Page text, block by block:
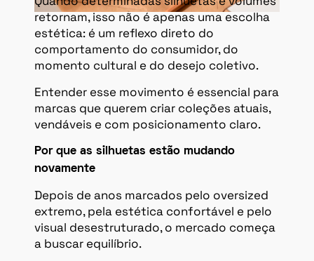
retornam, isso não é apenas uma escolha
estética: é um reflexo direto do
comportamento do consumidor, do
momento cultural e do desejo coletivo.
Entender esse movimento é essencial para
marcas que querem criar coleções atuais,
vendáveis e com posicionamento claro.
Por que as silhuetas estão mudando
novamente
Depois de anos marcados pelo oversized
extremo, pela estética confortável e pelo
visual desestruturado, o mercado começa
a buscar equilíbrio.